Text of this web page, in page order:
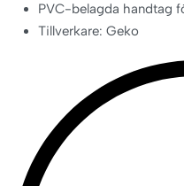
PVC-belagda handtag
Tillverkare: Geko